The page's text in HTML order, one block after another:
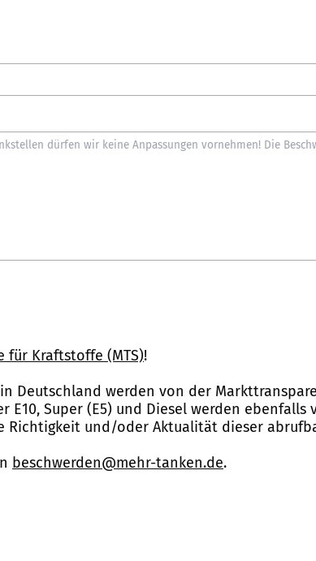
für Kraftstoffe (MTS)!
Deutschland werden von der
Super (E5) und Diesel werden ebenfalls
und/oder Aktualität dieser
beschwerden@mehr-tanken.de.